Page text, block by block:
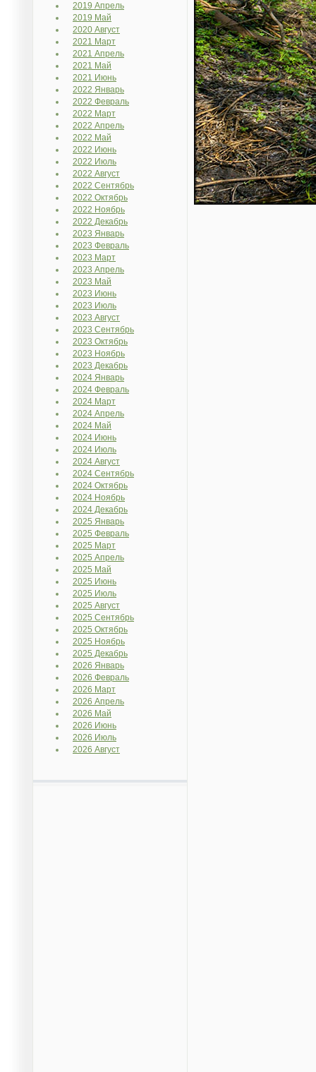
2019 Апрель
2019 Май
2020 Август
2021 Март
2021 Апрель
2021 Май
2021 Июнь
2022 Январь
2022 Февраль
2022 Март
2022 Апрель
2022 Май
2022 Июнь
2022 Июль
2022 Август
2022 Сентябрь
2022 Октябрь
2022 Ноябрь
2022 Декабрь
2023 Январь
2023 Февраль
2023 Март
2023 Апрель
2023 Май
2023 Июнь
2023 Июль
2023 Август
2023 Сентябрь
2023 Октябрь
2023 Ноябрь
2023 Декабрь
2024 Январь
2024 Февраль
2024 Март
2024 Апрель
2024 Май
2024 Июнь
2024 Июль
2024 Август
2024 Сентябрь
2024 Октябрь
2024 Ноябрь
2024 Декабрь
2025 Январь
2025 Февраль
2025 Март
2025 Апрель
2025 Май
2025 Июнь
2025 Июль
2025 Август
2025 Сентябрь
2025 Октябрь
2025 Ноябрь
2025 Декабрь
2026 Январь
2026 Февраль
2026 Март
2026 Апрель
2026 Май
2026 Июнь
2026 Июль
2026 Август